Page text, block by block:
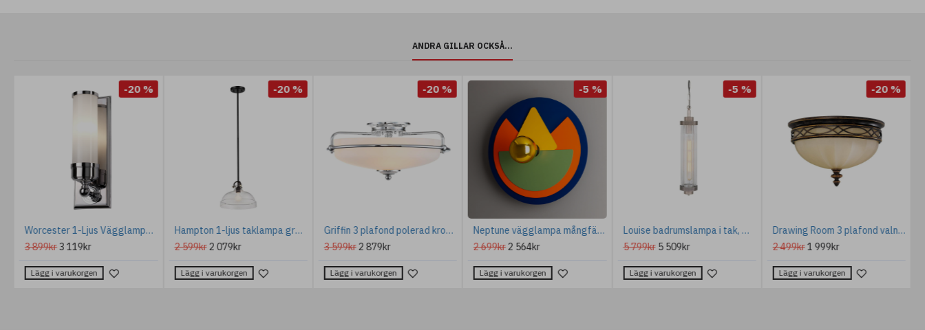
ANDRA GILLAR OCKSÅ...
-20 %
Worcester 1-Ljus Vägglampa Polerad Krom 18cm IP44
3 899kr3 119kr
Lägg i varukorgen
-20 %
Hampton 1-ljus taklampa grafitgrå/klart glas 33 cm
2 599kr 2 079kr
Lägg i varukorgen
-20 %
Griffin 3 plafond polerad krom 42.2cm
3 599kr2 879kr
Lägg i varukorgen
-5 %
Neptune vägglampa mångfärgad 40cm
2 699kr2 564kr
Lägg i varukorgen
-5 %
Louise badrumslampa i tak, mässing/glas 10,5 cm IP44
5 799kr 5 509kr
Lägg i varukorgen
-20 %
Drawing Room 3 plafond valnöt 35.6cm
2 499kr1 999kr
Lägg i varukorgen